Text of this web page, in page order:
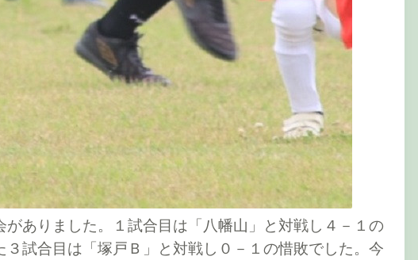
ありました。１試合目は「八幡山」と対戦し４－１の
試合目は「塚戸Ｂ」と対戦し０－１の惜敗でした。今